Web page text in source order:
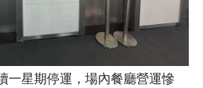
一星期停運，場內餐廳營運慘